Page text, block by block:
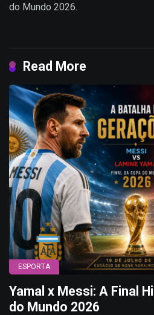
do Mundo 2026.
Read More
ESPORTA
Yamal x Messi: A Final
do Mundo 2026